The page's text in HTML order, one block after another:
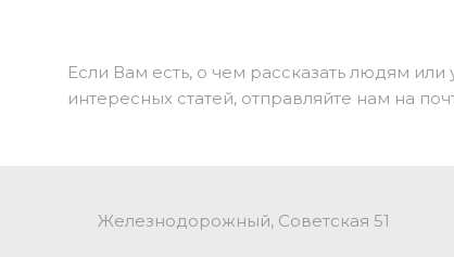
Если Вам есть, о чем рассказать людям или
интересных статей, отправляйте нам на
Железнодорожный, Советская 51